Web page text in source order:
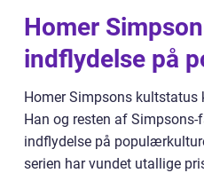
Homer
indflydelse på
Homer Simpsons kultstatus
Han og resten af
indflydelse på
serien har vundet utallige